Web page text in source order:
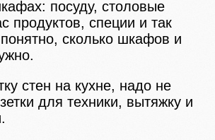
посуду, столовые
продуктов, специи и так
сколько шкафов и
стен на кухне, надо не
для техники, вытяжку и